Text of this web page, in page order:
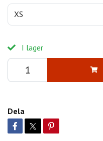
XS
I lager
Dela